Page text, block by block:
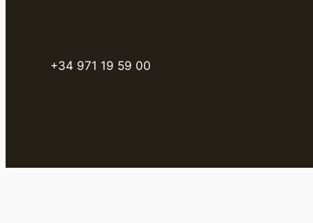
+34 971 19 59 00